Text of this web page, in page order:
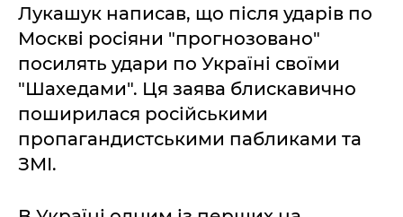
Лукашук написав, що після ударів по
Москві росіяни "прогнозовано"
посилять удари по Україні своїми
"Шахедами". Ця заява блискавично
поширилася російськими
пропагандистськими пабликами та
ЗМІ.